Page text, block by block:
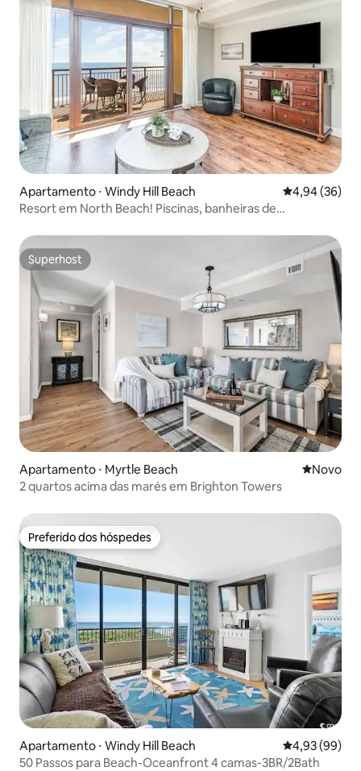
Apartamento ⋅ Windy Hill Beach 4,94 de uma
4,94 (36)
Resort em North Beach! Piscinas, banheiras de
Superhost
Superhost
Apartamento ⋅ Myrtle Beach Novo
Novo
2 quartos acima das marés em Brighton Towers
Preferido dos hóspedes
Preferido dos hóspedes
Apartamento ⋅ Windy Hill Beach 4,93 de uma
4,93 (99)
50 Passos para Beach-Oceanfront 4 camas-3BR/2Bath